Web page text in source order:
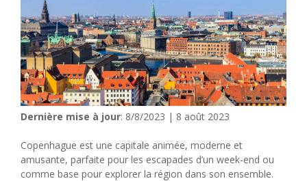
Dernière mise à jour: 8/8/2023 | 8 août 2023
Copenhague est une capitale animée, moderne et
amusante, parfaite pour les escapades d’un week-end ou
comme base pour explorer la région dans son ensemble.